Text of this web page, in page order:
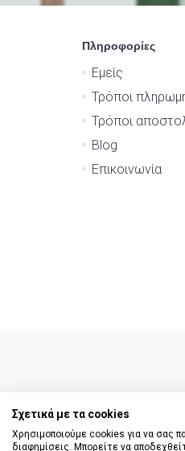
Πληροφορίες
Εμείς
Τρόποι
Τρόποι
Blog
Επικοινωνία
Σχετικά με τα cookies
Χρησιμοποιούμε cookies για να σας
διαφημίσεις. Μπορείτε να